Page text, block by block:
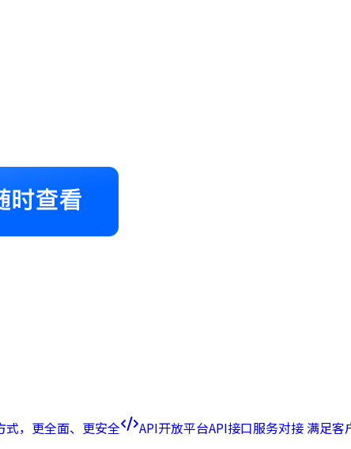
式，更全面、更安全 API开放平台API接口服务对接 满足客